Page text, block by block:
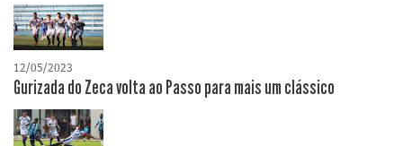
12/05/2023
Gurizada do Zeca volta ao Passo para mais um clássico